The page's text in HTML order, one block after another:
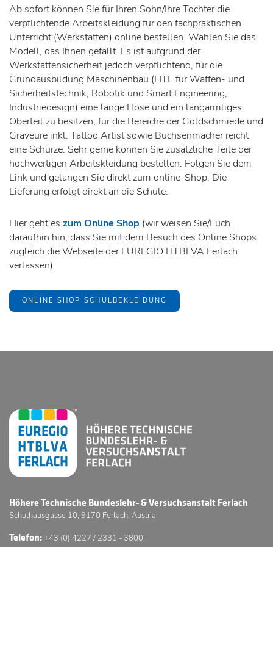
Ab sofort können Sie für Ihren Sohn/Ihre Tochter die
verpflichtende Arbeitskleidung für den fachpraktischen
Unterricht (Werkstätten) online bestellen. Wählen Sie das
Modell, das Ihnen gefällt. Es ist aufgrund der
Werkstättensicherheit jedoch verpflichtend, für die
Grundausbildung Maschinenbau (HTL für Waffen- und
Sicherheitstechnik, Robotik und Smart Engineering,
Industriedesign) eine lange Hose und ein langärmliges
Oberteil zu besitzen, für die Bereiche der Goldschmiede und
Graveure inkl. Tattoo Artist sowie Büchsenmacher reicht
eine Schürze. Sehr gerne können Sie zusätzliche Teile der
hochwertigen Arbeitskleidung bestellen. Folgen Sie dem
Link und gelangen Sie direkt zum online-Shop. Die
Lieferung erfolgt direkt an die Schule.
Hier geht es zum Online Shop (wir weisen Sie/Euch
daraufhin hin, dass Sie mit dem Besuch des Online Shops
zugleich die Webseite der EUREGIO HTBLVA Ferlach
verlassen)
ONLINE SHOP SCHULBEKLEIDUNG
Höhere Technische Bundeslehr- & Versuchsanstalt Ferlach
Schulhausgasse 10, 9170 Ferlach, Austria
Telefon:+43 (0) 4227 / 2331 - 3800
E-Mail: